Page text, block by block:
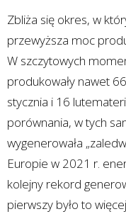
Zbliża się okres, w
przewyższa moc
W szczytowych
produkowały nawet
stycznia i 16
porównania, w tych
wygenerowała
Europie w 2021 r.
kolejny rekord
pierwszy było to